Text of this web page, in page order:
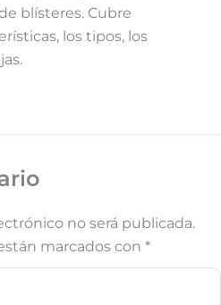
blísteres. Cubre
los tipos, los
no será publicada.
marcados con *